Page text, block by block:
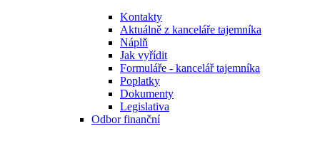
Kontakty
Aktuálně z kanceláře tajemníka
Náplň
Jak vyřídit
Formuláře - kancelář tajemníka
Poplatky
Dokumenty
Legislativa
Odbor finanční